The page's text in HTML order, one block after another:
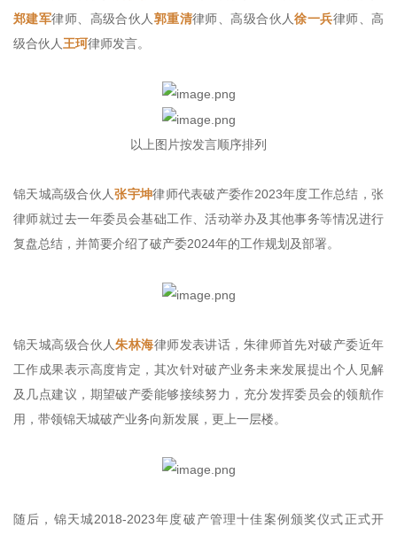
郑建军律师、高级合伙人 郭重清律师、高级合伙人徐一兵律师、高
级合伙人 王珂律师发言。
以上图片按发言顺序排列
锦天城高级合伙人张宇坤律师代表破产委作2023年度工作总结，张
律师就过去一年委员会基础工作、活动举办及其他事务等情况进行
复盘总结，并简要介绍了破产委2024年的工作规划及部署。
锦天城高级合伙人朱林海律师发表讲话，朱律师首先对破产委近年
工作成果表示高度肯定，其次针对破产业务未来发展提出个人见解
及几点建议，期望破产委能够接续努力，充分发挥委员会的领航作
用，带领锦天城破产业务向新发展，更上一层楼。
随后，锦天城2018-2023年度破产管理十佳案例颁奖仪式正式开